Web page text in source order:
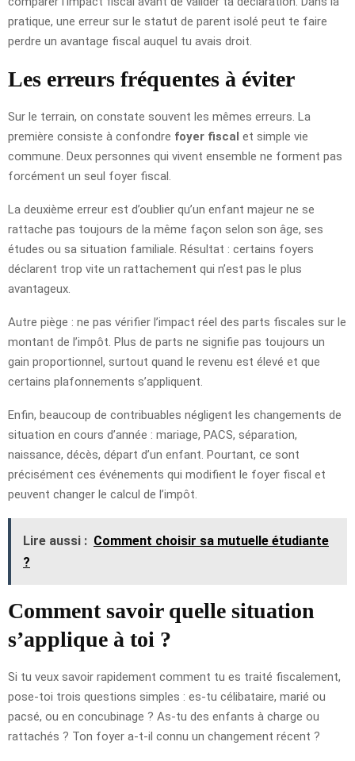
pratique, une erreur sur le statut de parent isolé peut te faire
perdre un avantage fiscal auquel tu avais droit.
Les erreurs fréquentes à éviter
Sur le terrain, on constate souvent les mêmes erreurs. La
première consiste à confondre foyer fiscal et simple vie
commune. Deux personnes qui vivent ensemble ne forment pas
forcément un seul foyer fiscal.
La deuxième erreur est d’oublier qu’un enfant majeur ne se
rattache pas toujours de la même façon selon son âge, ses
études ou sa situation familiale. Résultat : certains foyers
déclarent trop vite un rattachement qui n’est pas le plus
avantageux.
Autre piège : ne pas vérifier l’impact réel des parts fiscales sur le
montant de l’impôt. Plus de parts ne signifie pas toujours un
gain proportionnel, surtout quand le revenu est élevé et que
certains plafonnements s’appliquent.
Enfin, beaucoup de contribuables négligent les changements de
situation en cours d’année : mariage, PACS, séparation,
naissance, décès, départ d’un enfant. Pourtant, ce sont
précisément ces événements qui modifient le foyer fiscal et
peuvent changer le calcul de l’impôt.
Lire aussi : Comment choisir sa mutuelle étudiante
?
Comment savoir quelle situation
s’applique à toi ?
Si tu veux savoir rapidement comment tu es traité fiscalement,
pose-toi trois questions simples : es-tu célibataire, marié ou
pacsé, ou en concubinage ? As-tu des enfants à charge ou
rattachés ? Ton foyer a-t-il connu un changement récent ?